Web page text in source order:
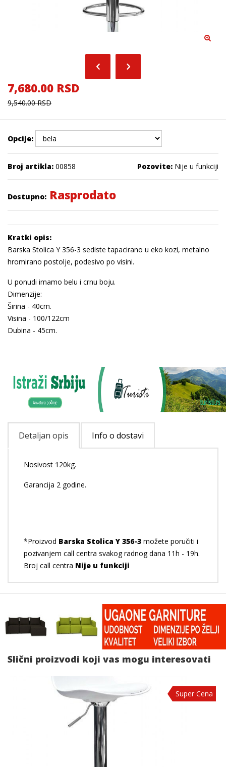
7,680.00 RSD
9,540.00 RSD
Opcije:
Broj artikla: 00858 Pozovite: Nije u funkciji
Dostupno: Rasprodato
Kratki opis:
Barska Stolica Y 356-3 sediste tapacirano u eko kozi, metalno
hromirano postolje, podesivo po visini.
U ponudi imamo belu i crnu boju.
Dimenzije:
Širina - 40cm.
Visina - 100/122cm
Dubina - 45cm.
Detaljan opis Info o dostavi
Nosivost 120kg.
Garancija 2 godine.
*Proizvod Barska Stolica Y 356-3 možete poručiti i
pozivanjem call centra svakog radnog dana 11h - 19h.
Broj call centra Nije u funkciji
Slični proizvodi koji vas mogu interesovati
Super Cena